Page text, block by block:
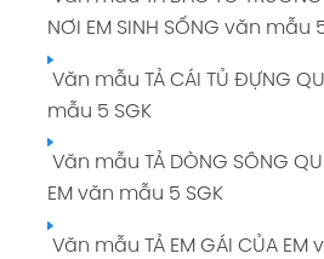
NƠI EM SINH SỐNG văn mẫu
Văn mẫu TẢ CÁI TỦ ĐỰNG
mẫu 5 SGK
Văn mẫu TẢ DÒNG SÔNG
EM văn mẫu 5 SGK
Văn mẫu TẢ EM GÁI CỦA EM